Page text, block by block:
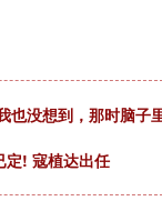
也没想到，那时脑子
定! 寇植达出任